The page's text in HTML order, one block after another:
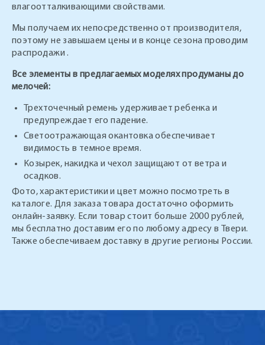
влагоотталкивающими свойствами.
Мы получаем их непосредственно от производителя,
поэтому не завышаем цены и в конце сезона проводим
распродажи .
Все элементы в предлагаемых моделях продуманы до
мелочей:
Трехточечный ремень удерживает ребенка и
предупреждает его падение.
Светоотражающая окантовка обеспечивает
видимость в темное время.
Козырек, накидка и чехол защищают от ветра и
осадков.
Фото, характеристики и цвет можно посмотреть в
каталоге. Для заказа товара достаточно оформить
онлайн-заявку. Если товар стоит больше 2000 рублей,
мы бесплатно доставим его по любому адресу в Твери.
Также обеспечиваем доставку в другие регионы России.